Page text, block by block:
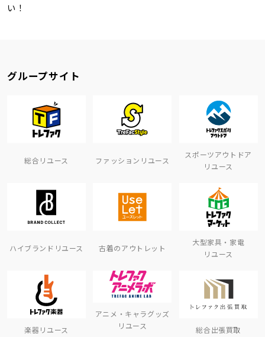
い！
グループサイト
総合リユース ファッションリユース
スポーツアウトドア
リユース
ハイブランドリユース 古着のアウトレット
大型家具・家電
リユース
楽器リユース
アニメ・キャラグッズ
リユース
総合出張買取